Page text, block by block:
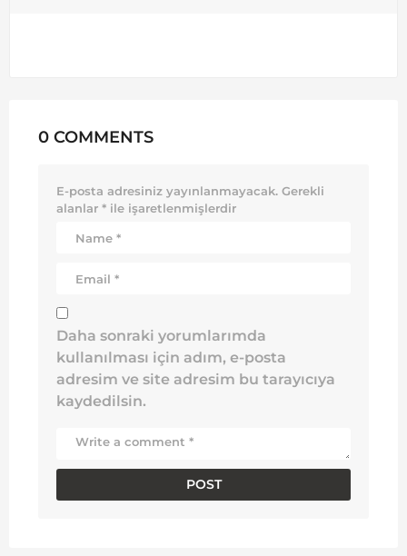
0 COMMENTS
E-posta adresiniz yayınlanmayacak. Gerekli
alanlar * ile işaretlenmişlerdir
Daha sonraki yorumlarımda
kullanılması için adım, e-posta
adresim ve site adresim bu tarayıcıya
kaydedilsin.